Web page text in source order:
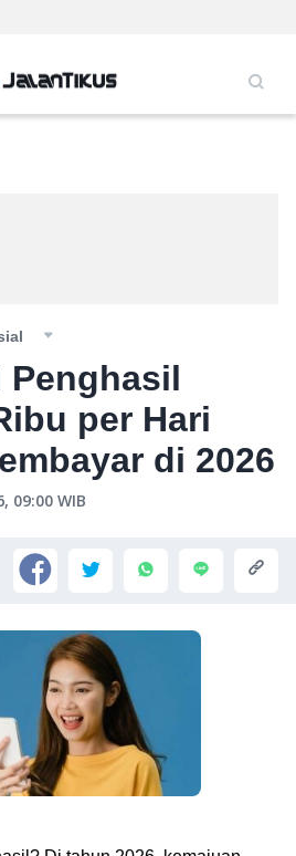
Penghasil
per Hari
di 2026
09:00 WIB